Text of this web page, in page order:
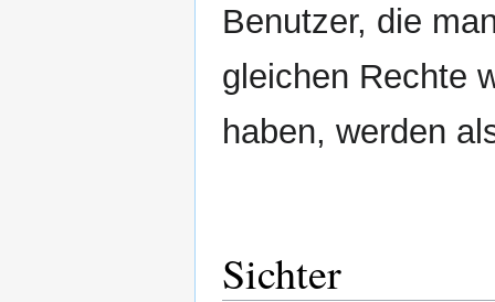
Benutzer, die
gleichen Rechte
haben, werden
Sichter